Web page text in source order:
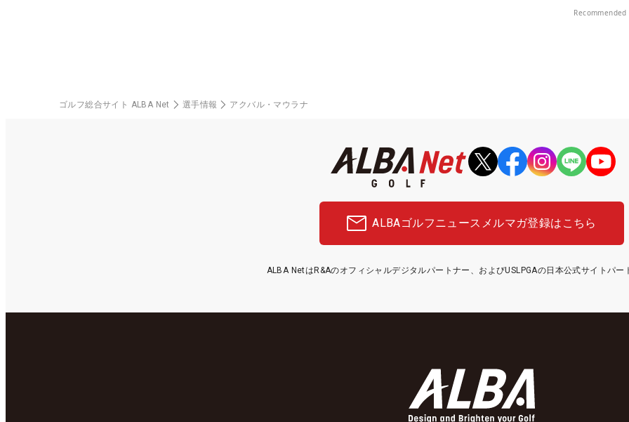
Recommended
ゴルフ総合サイト ALBA Net 選手情報 アクバル・マウラナ
ALBAゴルフニュース メルマガ登録はこちら
ALBA NetはR&Aのオフィシャルデジタルパートナー、およびUSLPGAの日本公式サイトパー